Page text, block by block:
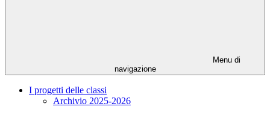
Menu di
navigazione
I progetti delle classi
Archivio 2025-2026